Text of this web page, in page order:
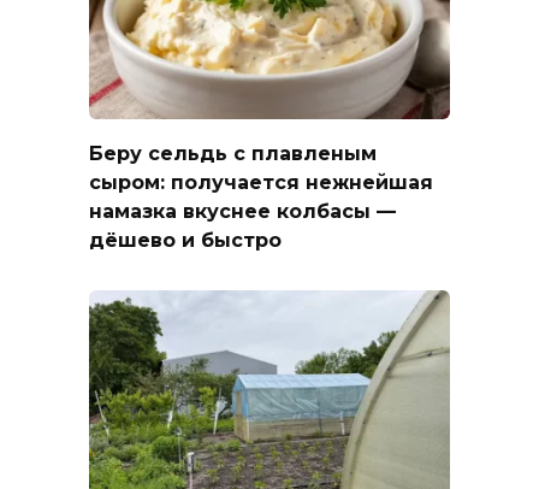
Беру сельдь с плавленым
сыром: получается нежнейшая
намазка вкуснее колбасы —
дёшево и быстро